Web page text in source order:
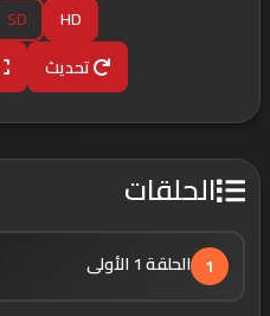
HD
SD
تحديث
الحلقات
1 الحلقة 1 الأولى